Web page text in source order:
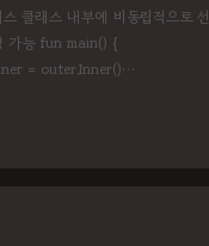
클래스 내부에 비동립적으로 선
가능 fun main() {
= outer.Inner()
} class Outer { v..